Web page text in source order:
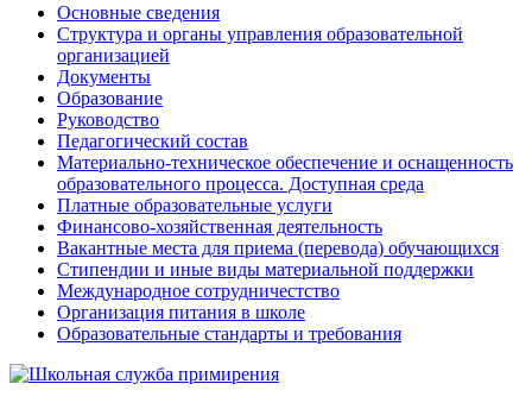
Основные сведения
Структура и органы управления образовательной
организацией
Документы
Образование
Руководство
Педагогический состав
Материально-техническое обеспечение и оснащенность
образовательного процесса. Доступная среда
Платные образовательные услуги
Финансово-хозяйственная деятельность
Вакантные места для приема (перевода) обучающихся
Стипендии и иные виды материальной поддержки
Международное сотрудничестство
Организация питания в школе
Образовательные стандарты и требования